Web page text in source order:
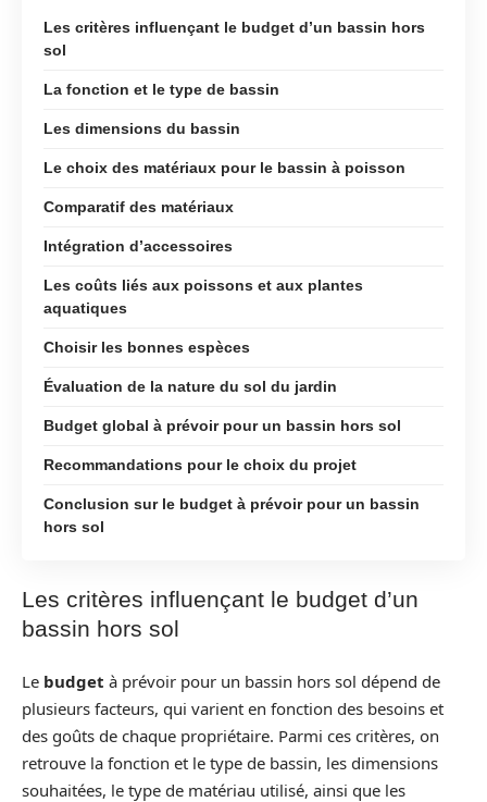
Les critères influençant le budget d’un bassin hors
sol
La fonction et le type de bassin
Les dimensions du bassin
Le choix des matériaux pour le bassin à poisson
Comparatif des matériaux
Intégration d’accessoires
Les coûts liés aux poissons et aux plantes
aquatiques
Choisir les bonnes espèces
Évaluation de la nature du sol du jardin
Budget global à prévoir pour un bassin hors sol
Recommandations pour le choix du projet
Conclusion sur le budget à prévoir pour un bassin
hors sol
Les critères influençant le budget d’un
bassin hors sol
Le budget à prévoir pour un bassin hors sol dépend de
plusieurs facteurs, qui varient en fonction des besoins et
des goûts de chaque propriétaire. Parmi ces critères, on
retrouve la fonction et le type de bassin, les dimensions
souhaitées, le type de matériau utilisé, ainsi que les